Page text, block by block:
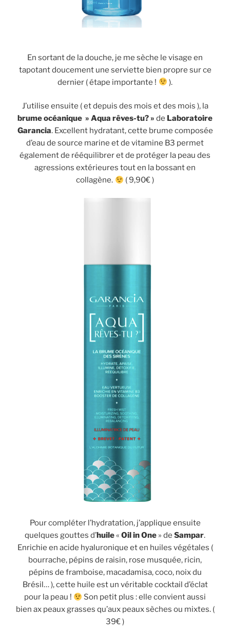
En sortant de la douche, je me sèche le visage en
tapotant doucement une serviette bien propre sur ce
dernier ( étape importante !
).
J’utilise ensuite ( et depuis des mois et des mois ), la
brume océanique » Aqua rêves-tu? » de Laboratoire
Garancia. Excellent hydratant, cette brume composée
d’eau de source marine et de vitamine B3 permet
également de rééquilibrer et de protéger la peau des
agressions extérieures tout en la bossant en
collagène.
( 9,90€ )
Pour compléter l’hydratation, j’applique ensuite
quelques gouttes d’huile« Oil in One » de Sampar.
Enrichie en acide hyaluronique et en huiles végétales (
bourrache, pépins de raisin, rose musquée, ricin,
pépins de framboise, macadamisa, coco, noix du
Brésil… ), cette huile est un véritable cocktail d’éclat
pour la peau !
Son petit plus : elle convient aussi
bien ax peaux grasses qu’aux peaux sèches ou mixtes. (
39€ )